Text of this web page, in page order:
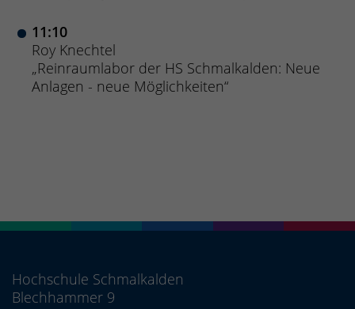
11:10
Roy Knechtel
„Reinraumlabor der HS Schmalkalden: Neue
Anlagen - neue Möglichkeiten“
Hochschule Schmalkalden
Blechhammer 9